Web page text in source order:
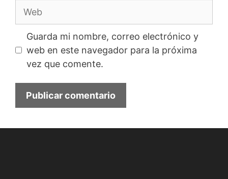
Web
Guarda mi nombre, correo electrónico y
web en este navegador para la próxima
vez que comente.